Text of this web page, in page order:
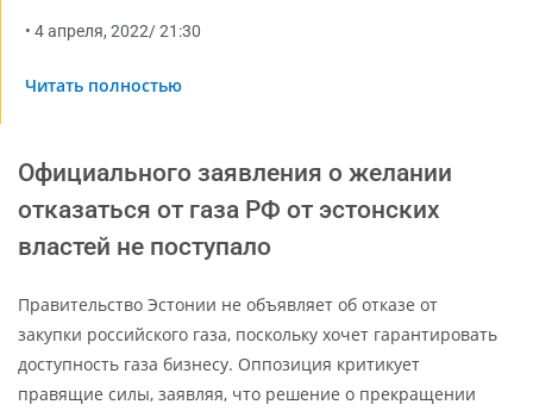
• 4 апреля, 2022/21:30
Читать полностью
Официального заявления о желании
отказаться от газа РФ от эстонских
властей не поступало
Правительство Эстонии не объявляет об отказе от
закупки российского газа, поскольку хочет гарантировать
доступность газа бизнесу. Оппозиция критикует
правящие силы, заявляя, что решение о прекращении